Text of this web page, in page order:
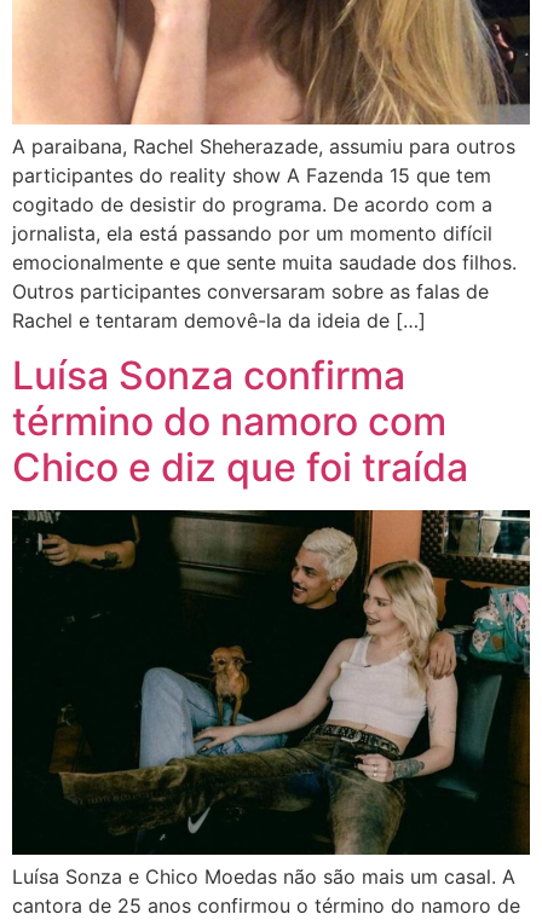
A paraibana, Rachel Sheherazade, assumiu para outros
participantes do reality show A Fazenda 15 que tem
cogitado de desistir do programa. De acordo com a
jornalista, ela está passando por um momento difícil
emocionalmente e que sente muita saudade dos filhos.
Outros participantes conversaram sobre as falas de
Rachel e tentaram demovê-la da ideia de […]
Luísa Sonza confirma
término do namoro com
Chico e diz que foi traída
Luísa Sonza e Chico Moedas não são mais um casal. A
cantora de 25 anos confirmou o término do namoro de